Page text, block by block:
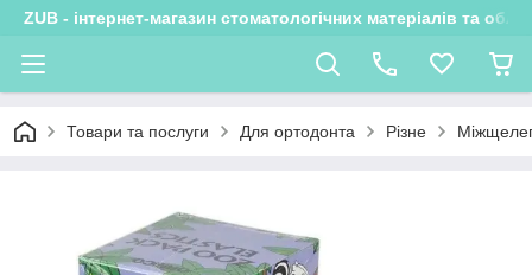
ZUB - інтернет-магазин стоматологічних матеріалів та
Товари та послуги Для ортодонта Різне